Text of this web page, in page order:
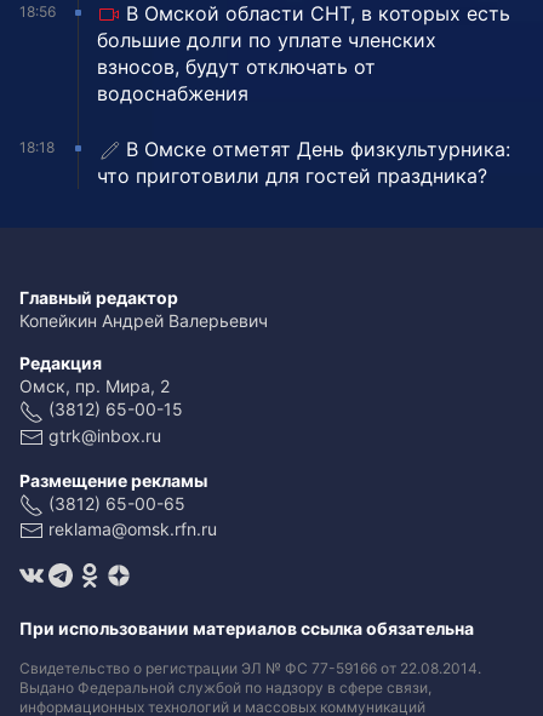
18:56
В Омской области СНТ, в которых есть
большие долги по уплате членских
взносов, будут отключать от
водоснабжения
18:18
В Омске отметят День физкультурника:
что приготовили для гостей праздника?
Главный редактор
Копейкин Андрей Валерьевич
Редакция
Омск, пр. Мира, 2
(3812) 65-00-15
gtrk@inbox.ru
Размещение рекламы
(3812) 65-00-65
reklama@omsk.rfn.ru
При использовании материалов ссылка обязательна
Свидетельство о регистрации ЭЛ № ФС 77-59166 от 22.08.2014.
Выдано Федеральной службой по надзору в сфере связи,
информационных технологий и массовых коммуникаций